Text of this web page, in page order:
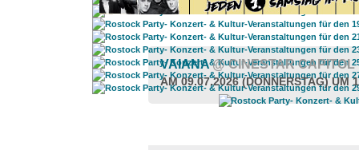
VAIANA@ CINESTAR CAPITOL
AM 09.07.2026 (DONNERSTAG) UM